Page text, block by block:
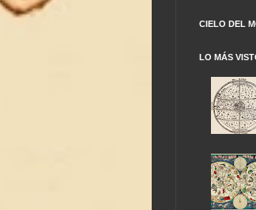
CIELO DEL
LO MÁS